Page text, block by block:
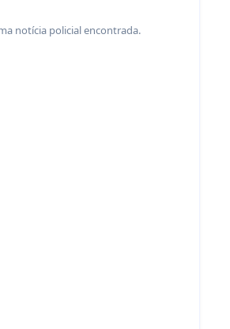
notícia policial encontrada.